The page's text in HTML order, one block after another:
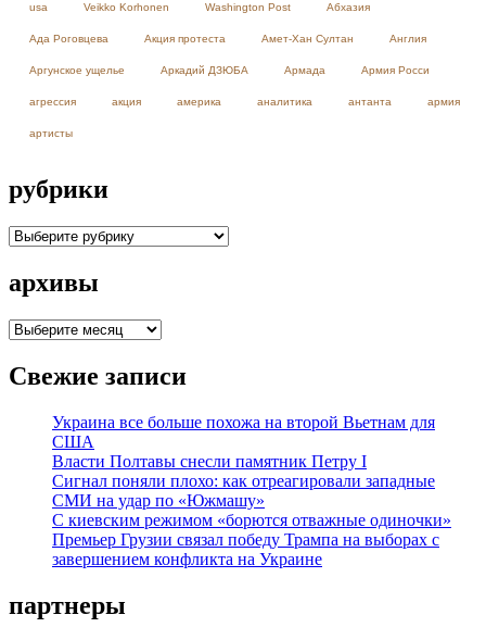
usa Veikko Korhonen Washington Post Абхазия
Ада Роговцева Акция протеста Амет-Хан Султан Англия
Аргунское ущелье Аркадий ДЗЮБА Армада Армия Росси
агрессия акция америка аналитика антанта армия
артисты
рубрики
рубрики
архивы
архивы
Свежие записи
Украина все больше похожа на второй Вьетнам для
США
Власти Полтавы снесли памятник Петру I
Сигнал поняли плохо: как отреагировали западные
СМИ на удар по «Южмашу»
С киевским режимом «борются отважные одиночки»
Премьер Грузии связал победу Трампа на выборах с
завершением конфликта на Украине
партнеры